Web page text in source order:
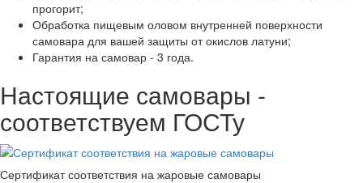
прогорит;
Обработка пищевым оловом внутренней поверхности
самовара для вашей защиты от окислов латуни;
Гарантия на самовар - 3 года.
Настоящие самовары -
соответствуем ГОСТу
Сертификат соответствия на жаровые самовары